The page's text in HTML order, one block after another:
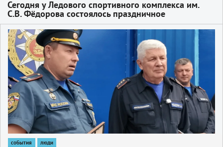
Сегодня у Ледового спортивного комплекса им.
С.В. Фёдорова состоялось праздничное
мероприятие «Счастье быть вместе», посвящённое
Дню семьи, любви и верности
2
события люди